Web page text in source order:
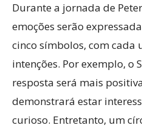
Durante a jornada de
emoções serão
cinco símbolos, com cada
intenções. Por exemplo, o
resposta será mais
demonstrará estar
curioso. Entretanto, um